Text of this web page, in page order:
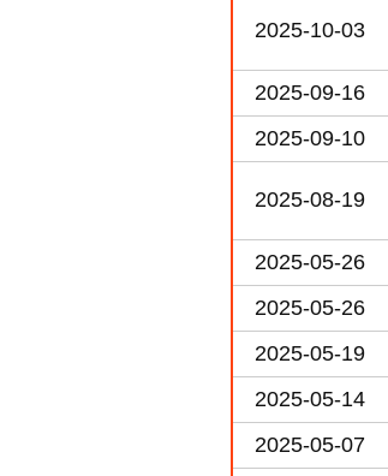
2025-10-03
2025-09-16
2025-09-10
2025-08-19
2025-05-26
2025-05-26
2025-05-19
2025-05-14
2025-05-07